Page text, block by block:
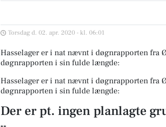
Torsdag d. 02. apr. 2020 - kl. 06:01
Hasselager er i nat nævnt i døgnrapporten fra
døgnrapporten i sin fulde længde:
Hasselager er i nat nævnt i døgnrapporten fra
døgnrapporten i sin fulde længde:
Der er pt. ingen planlagte